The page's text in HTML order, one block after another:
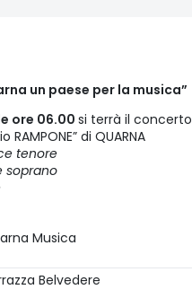
un paese per la musica”
ore 06.00 si terrà il concerto
di QUARNA
tenore
soprano
Musica
Belvedere